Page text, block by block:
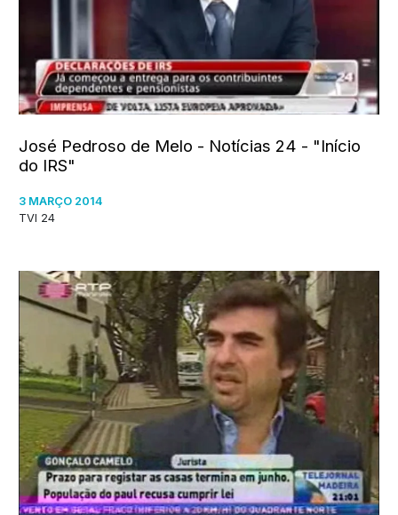
José Pedroso de Melo - Notícias 24 - "Início
do IRS"
3 MARÇO 2014
TVI 24